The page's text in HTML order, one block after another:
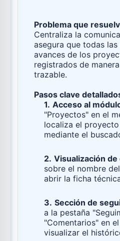
Problema que
Centraliza la
asegura que todas
avances de los
registrados de
trazable.
Pasos clave
1. Acceso al
"Proyectos" en el
localiza el
mediante el
2. Visualización de
sobre el nombre
abrir la ficha
3. Sección de
a la pestaña
"Comentarios" en
visualizar el